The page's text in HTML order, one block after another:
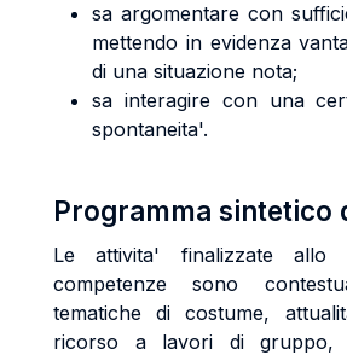
sa argomentare con
mettendo in evidenza
di una situazione nota;
sa interagire con una
spontaneita'.
Programma sintetico
Le attivita' finalizzate allo
competenze sono
tematiche di costume,
ricorso a lavori di gruppo,